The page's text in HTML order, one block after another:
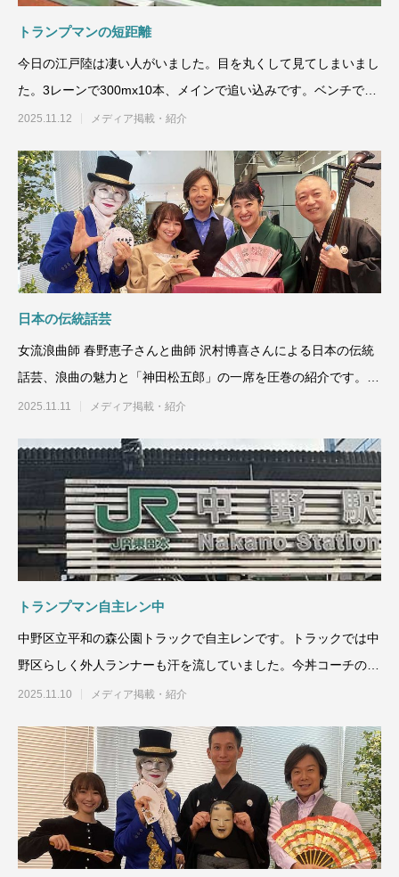
トランプマンの短距離
今日の江戸陸は凄い人がいました。目を丸くして見てしまいまし
た。3レーンで300mx10本、メインで追い込みです。ベンチでカ
ードいじってたらこ
2025.11.12 メディア掲載・紹介
日本の伝統話芸
女流浪曲師 春野恵子さんと曲師 沢村博喜さんによる日本の伝統
話芸、浪曲の魅力と「神田松五郎」の一席を圧巻の紹介です。春
野恵子さんは東大卒業後
2025.11.11 メディア掲載・紹介
トランプマン自主レン中
中野区立平和の森公園トラックで自主レンです。トラックでは中
野区らしく外人ランナーも汗を流していました。今丼コーチのも
と下半身のストレッチとラ
2025.11.10 メディア掲載・紹介